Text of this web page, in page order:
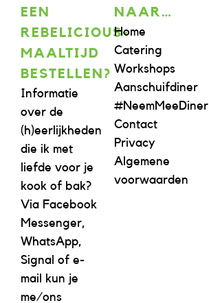
EEN
REBELICIOUS-
MAALTIJD
BESTELLEN?
Informatie
over de
(h)eerlijkheden
die ik met
liefde voor je
kook of bak?
Via Facebook
Messenger,
WhatsApp,
Signal of e-
mail kun je
me/ons
NAAR…
Home
Catering
Workshops
Aanschuifdiner
#NeemMeeDiner
Contact
Privacy
Algemene
voorwaarden